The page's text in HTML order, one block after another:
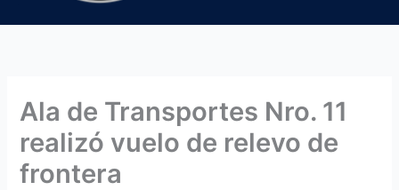
Ala de Transportes Nro. 11
realizó vuelo de relevo de
frontera